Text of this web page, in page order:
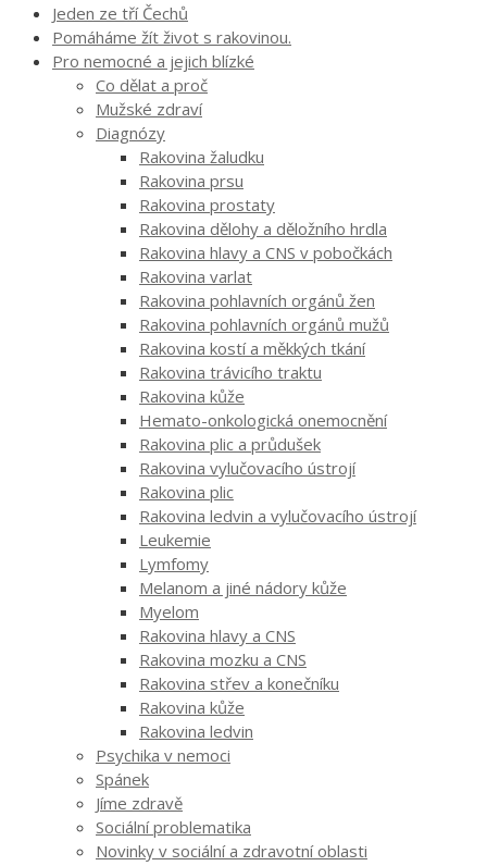
Jeden ze tří Čechů
Pomáháme žít život s rakovinou.
Pro nemocné a jejich blízké
Co dělat a proč
Mužské zdraví
Diagnózy
Rakovina žaludku
Rakovina prsu
Rakovina prostaty
Rakovina dělohy a děložního hrdla
Rakovina hlavy a CNS v pobočkách
Rakovina varlat
Rakovina pohlavních orgánů žen
Rakovina pohlavních orgánů mužů
Rakovina kostí a měkkých tkání
Rakovina trávicího traktu
Rakovina kůže
Hemato-onkologická onemocnění
Rakovina plic a průdušek
Rakovina vylučovacího ústrojí
Rakovina plic
Rakovina ledvin a vylučovacího ústrojí
Leukemie
Lymfomy
Melanom a jiné nádory kůže
Myelom
Rakovina hlavy a CNS
Rakovina mozku a CNS
Rakovina střev a konečníku
Rakovina kůže
Rakovina ledvin
Psychika v nemoci
Spánek
Jíme zdravě
Sociální problematika
Novinky v sociální a zdravotní oblasti